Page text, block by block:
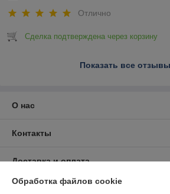
Отлично
Сделка подтверждена через корзину
Показать все отзывы
О нас
Контакты
Доставка и оплата
График работы
Обработка файлов cookie